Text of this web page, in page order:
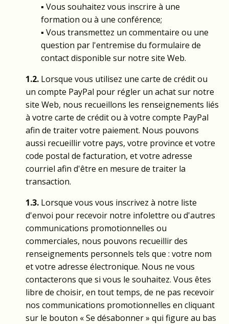
▪ Vous souhaitez vous inscrire à une
formation ou à une conférence;
▪ Vous transmettez un commentaire ou une
question par l'entremise du formulaire de
contact disponible sur notre site Web.
1.2. Lorsque vous utilisez une carte de crédit ou
un compte PayPal pour régler un achat sur notre
site Web, nous recueillons les renseignements liés
à votre carte de crédit ou à votre compte PayPal
afin de traiter votre paiement. Nous pouvons
aussi recueillir votre pays, votre province et votre
code postal de facturation, et votre adresse
courriel afin d'être en mesure de traiter la
transaction.
1.3. Lorsque vous vous inscrivez à notre liste
d'envoi pour recevoir notre infolettre ou d'autres
communications promotionnelles ou
commerciales, nous pouvons recueillir des
renseignements personnels tels que : votre nom
et votre adresse électronique. Nous ne vous
contacterons que si vous le souhaitez. Vous êtes
libre de choisir, en tout temps, de ne pas recevoir
nos communications promotionnelles en cliquant
sur le bouton « Se désabonner » qui figure au bas